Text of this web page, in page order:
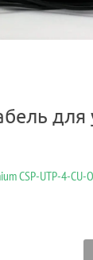
для
CSP-UTP-4-CU-